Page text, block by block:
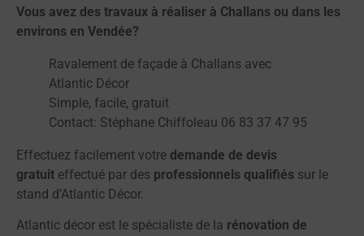
Vous avez des travaux à réaliser à Challans ou dans les
environs en Vendée?
Ravalement de façade à Challans avec
Atlantic Décor
Simple, facile, gratuit
Contact: Stéphane Chiffoleau 06 83 37 47 95
Effectuez facilement votre demande de devis
gratuit effectué par des professionnels qualifiés sur le
stand d’Atlantic Décor.
Atlantic décor est le spécialiste de la rénovation de